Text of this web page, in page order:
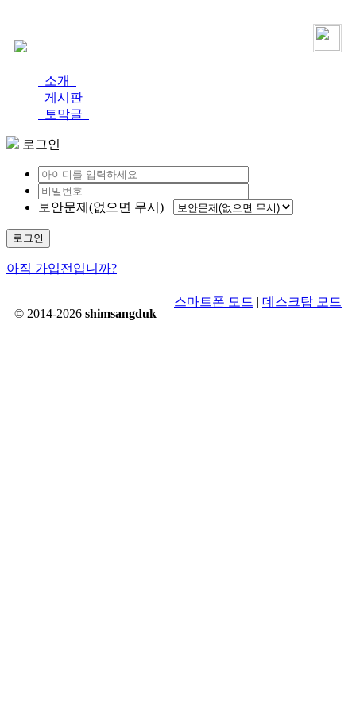
소개
게시판
토막글
로그인
보안문제(없으면 무시)
로그인
아직 가입전입니까?
© 2014-2026 shimsangduk
스마트폰 모드 | 데스크탑 모드